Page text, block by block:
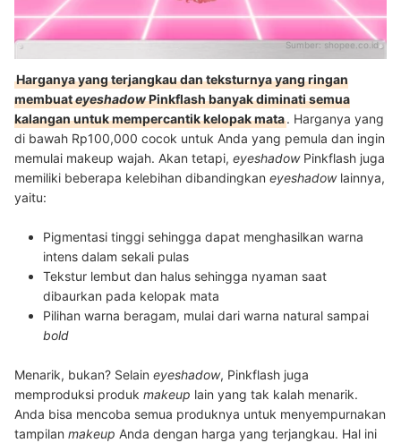
Sumber:shopee.co.id
Harganya yang terjangkau dan teksturnya yang ringan
membuateyeshadowPinkflash banyak diminati semua
kalangan untuk mempercantik kelopak mata. Harganya yang
di bawah Rp100,000 cocok untuk Anda yang pemula dan ingin
memulai makeup wajah. Akan tetapi, eyeshadow Pinkflash juga
memiliki beberapa kelebihan dibandingkan eyeshadow lainnya,
yaitu:
Pigmentasi tinggi sehingga dapat menghasilkan warna
intens dalam sekali pulas
Tekstur lembut dan halus sehingga nyaman saat
dibaurkan pada kelopak mata
Pilihan warna beragam, mulai dari warna natural sampai
bold
Menarik, bukan? Selain eyeshadow, Pinkflash juga
memproduksi produk makeup lain yang tak kalah menarik.
Anda bisa mencoba semua produknya untuk menyempurnakan
tampilan makeup Anda dengan harga yang terjangkau. Hal ini